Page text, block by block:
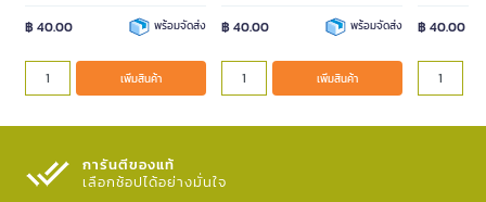
฿ 40.00 พร้อมจัดส่ง
เพิ่มสินค้า
฿ 40.00 พร้อมจัดส่ง
เพิ่มสินค้า
฿ 40.00
การันตีของแท้
เลือกช้อปได้อย่างมั่นใจ​